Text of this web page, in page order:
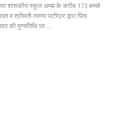
पर शासकीय स्कूल अम्बा के करीब 173 बच्चो
श्रीमती तरुणा पाटीदार द्वारा पिता
की पुण्यतिथि पर…